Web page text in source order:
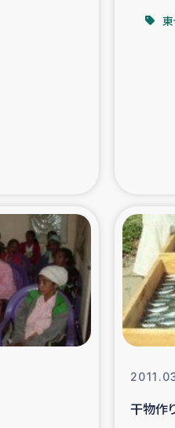
ミャンマー緊
神原ゼミxパ
復興応援隊
漁業復興
経済自立支
干物作